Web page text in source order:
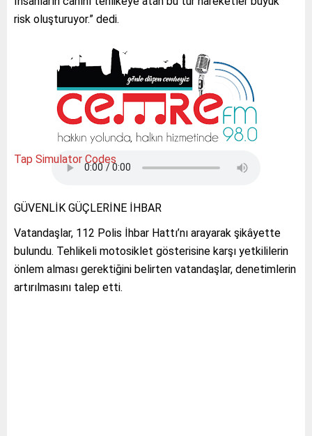
risk oluşturuyor.” dedi.
Tap Simulator Codes
GÜVENLİK GÜÇLERİNE İHBAR
Vatandaşlar, 112 Polis İhbar Hattı’nı arayarak şikâyette
bulundu. Tehlikeli motosiklet gösterisine karşı yetkililerin
önlem alması gerektiğini belirten vatandaşlar, denetimlerin
artırılmasını talep etti.